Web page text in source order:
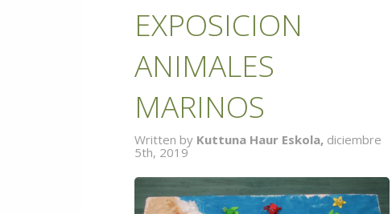
EXPOSICION
ANIMALES
MARINOS
Written by Kuttuna Haur Eskola, diciembre
5th, 2019